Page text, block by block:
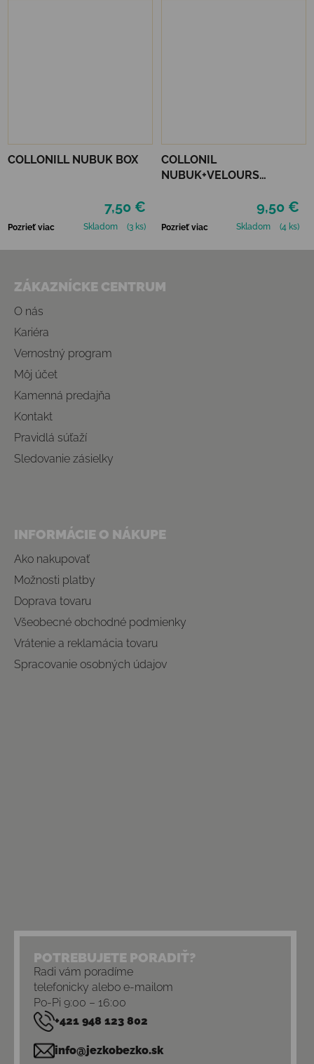
COLLONILL NUBUK BOX
7,50 €
Pozrieť viac Skladom (3 ks)
COLLONIL
NUBUK+VELOURS
9,50 €
Pozrieť viac Skladom (4 ks)
ZÁKAZNÍCKE CENTRUM
O nás
Kariéra
Vernostný program
Môj účet
Kamenná predajňa
Kontakt
Pravidlá súťaží
Sledovanie zásielky
INFORMÁCIE O NÁKUPE
Ako nakupovať
Možnosti platby
Doprava tovaru
Všeobecné obchodné podmienky
Vrátenie a reklamácia tovaru
Spracovanie osobných údajov
POTREBUJETE PORADIŤ?
Radi vám poradíme
telefonicky alebo e-mailom
Po-Pi 9:00 – 16:00
+421 948 123 802
info@jezkobezko.sk